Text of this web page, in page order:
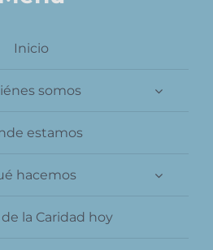
Inicio
somos
estamos
hacemos
de la Caridad hoy